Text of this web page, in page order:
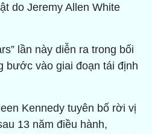
do Jeremy Allen White
lần này diễn ra trong bối
bước vào giai đoạn tái định
Kennedy tuyên bố rời vị
13 năm điều hành,